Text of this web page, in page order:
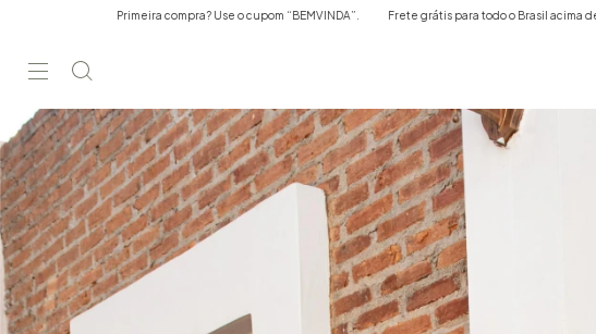
Frete grátis para todo o Brasil acima de R$350,00 em compras. Primeira compra? Use